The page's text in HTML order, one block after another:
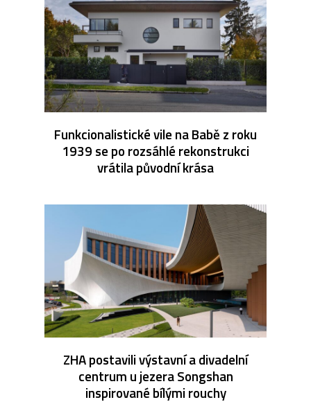
Funkcionalistické vile na Babě z roku
1939 se po rozsáhlé rekonstrukci
vrátila původní krása
ZHA postavili výstavní a divadelní
centrum u jezera Songshan
inspirované bílými rouchy